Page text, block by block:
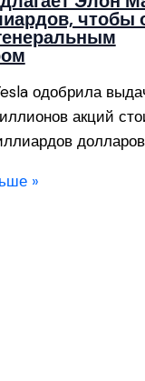
чтобы
одобрила
акций
»